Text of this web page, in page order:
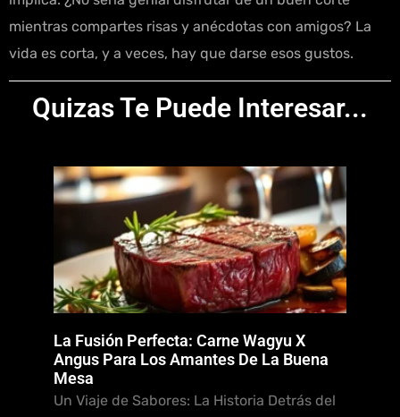
mientras compartes risas y anécdotas con amigos? La
vida es corta, y a veces, hay que darse esos gustos.
Quizas Te Puede Interesar...
La Fusión Perfecta: Carne Wagyu X
Angus Para Los Amantes De La Buena
Mesa
Un Viaje de Sabores: La Historia Detrás del